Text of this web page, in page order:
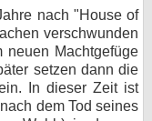
nach "House of
verschwunden
Machtgefüge
setzen dann die
In dieser Zeit ist
dem Tod seines